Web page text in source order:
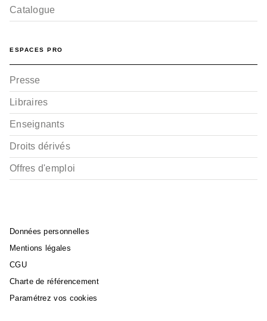
Catalogue
ESPACES PRO
Presse
Libraires
Enseignants
Droits dérivés
Offres d'emploi
Données personnelles
Mentions légales
CGU
Charte de référencement
Paramétrez vos cookies